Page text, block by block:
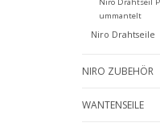
ummantelt
Niro Drahtseile
NIRO ZUBEHÖR
WANTENSEILE